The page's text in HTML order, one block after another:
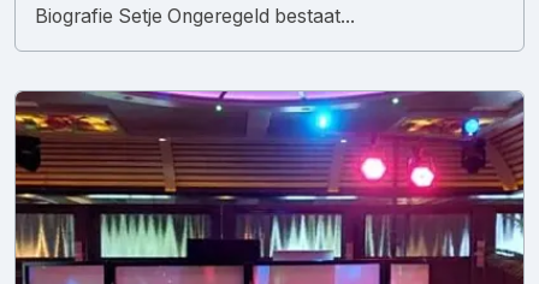
Biografie Setje Ongeregeld bestaat...